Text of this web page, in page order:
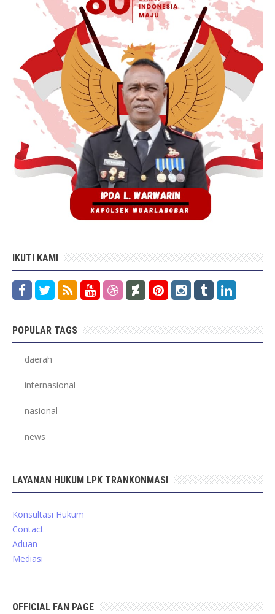
IKUTI KAMI
POPULAR TAGS
daerah
internasional
nasional
news
LAYANAN HUKUM LPK TRANKONMASI
Konsultasi Hukum
Contact
Aduan
Mediasi
OFFICIAL FAN PAGE